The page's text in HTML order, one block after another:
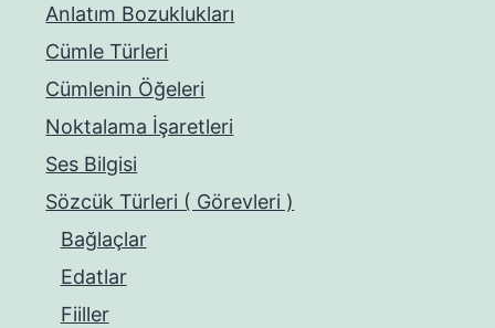
Anlatım Bozuklukları
Cümle Türleri
Cümlenin Öğeleri
Noktalama İşaretleri
Ses Bilgisi
Sözcük Türleri ( Görevleri )
Bağlaçlar
Edatlar
Fiiller